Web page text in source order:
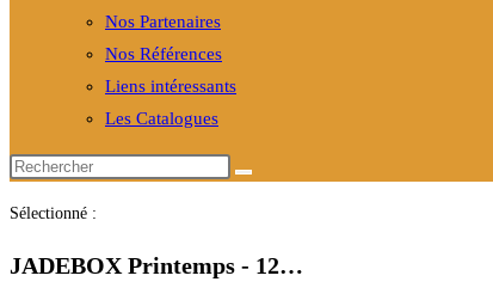
Nos Partenaires
Nos Références
Liens intéressants
Les Catalogues
Sélectionné :
JADEBOX Printemps - 12…